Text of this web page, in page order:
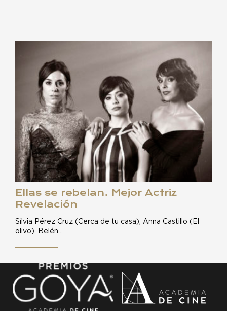
Ellas se rebelan. Mejor Actriz
Revelación
Sílvia Pérez Cruz (Cerca de tu casa), Anna Castillo (El
olivo), Belén…